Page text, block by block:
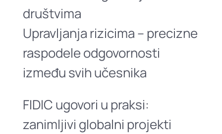
društvima
Upravljanja rizicima – precizne
raspodele odgovornosti
između svih učesnika
FIDIC ugovori u praksi:
zanimljivi globalni projekti